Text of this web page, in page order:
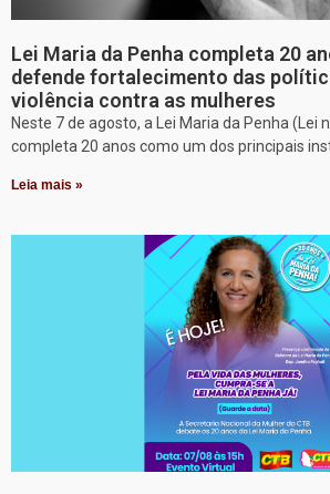
Lei Maria da Penha completa 20
defende fortalecimento das
violência contra as mulheres
Neste 7 de agosto, a Lei Maria da Penha (Lei
completa 20 anos como um dos principais
Leia mais »